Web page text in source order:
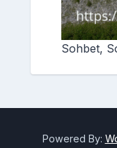
Sohbet,
Powered By: